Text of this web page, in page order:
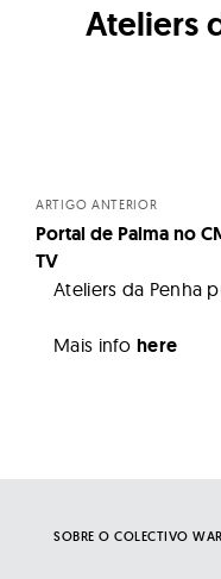
Ateliers
navigation
ARTIGO ANTERIOR
Portal de Palma no
TV
Ateliers da Penha
Mais info here
SOBRE O COLECTIVO